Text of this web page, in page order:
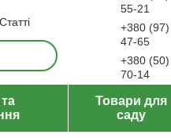
Статті
оферти
55-21
+380
47-65
+380
70-14
Товари для
саду